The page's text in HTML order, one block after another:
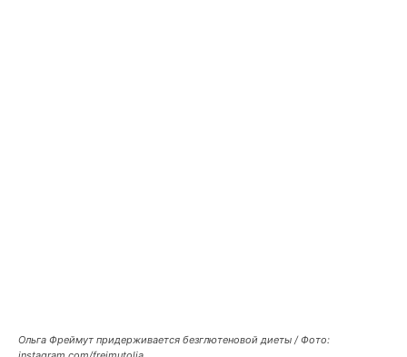
Ольга Фреймут придерживается безглютеновой диеты / Фото: